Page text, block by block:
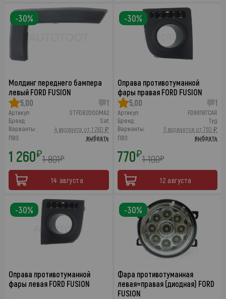
Молдинг переднего бампера
левый FORD FUSION
5,00
1
Артикул:
STFD82000MA2
Бренд:
Sat
Варианты:
4 варианта от 1 260 ₽
ПВЗ:
выбрать
1 260₽1 801₽
14 августа
-30%
Оправа противотуманной
фары правая FORD FUSION
5,00
1
Артикул:
FD99187CAR
Бренд:
Tyg
Варианты:
5 вариантов от 760 ₽
ПВЗ:
выбрать
770₽1 100₽
12 августа
-30%
Оправа противотуманной
фары левая FORD FUSION
-30%
Фара противотуманная
левая=правая (диодная) FORD
FUSION
-30%